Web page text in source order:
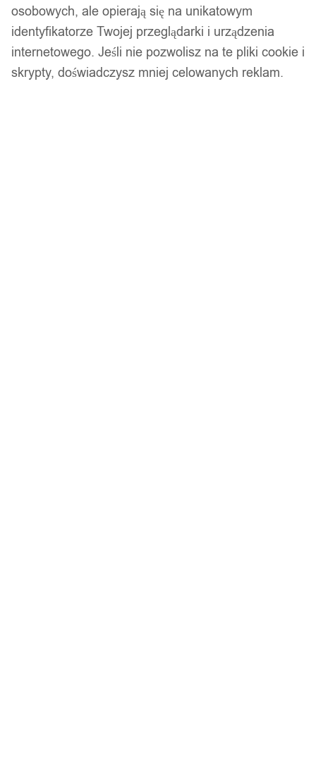
Wysokogatunkowa stal nierdzewna zapewni długie
użytkowanie pierścienia bez zarysowań. Większość naszych
pierścieni jest dodatkowo pozłacana. Gwarantujemy najwyższą
możliwą jakość detali i wykończenia naszych pierścieni i
osobowych, ale opierają się na unikatowym
identyfikatorze Twojej przeglądarki i urządzenia
internetowego. Jeśli nie pozwolisz na te pliki cookie i
skrypty, doświadczysz mniej celowanych reklam.